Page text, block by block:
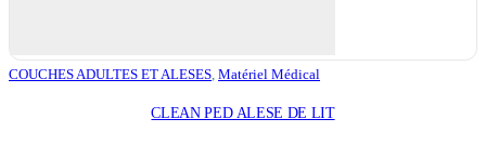
COUCHES ADULTES ET ALESES Matériel Médical
CLEAN PED ALESE DE LIT